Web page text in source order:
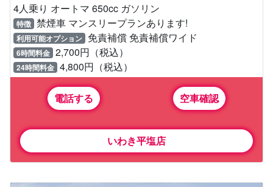
4人乗り オートマ 650cc ガソリン
特徴 禁煙車 マンスリープランあります!
利用可能オプション 免責補償 免責補償ワイド
6時間料金 2,700円（税込）
24時間料金 4,800円（税込）
電話する 空車確認
いわき平塩店